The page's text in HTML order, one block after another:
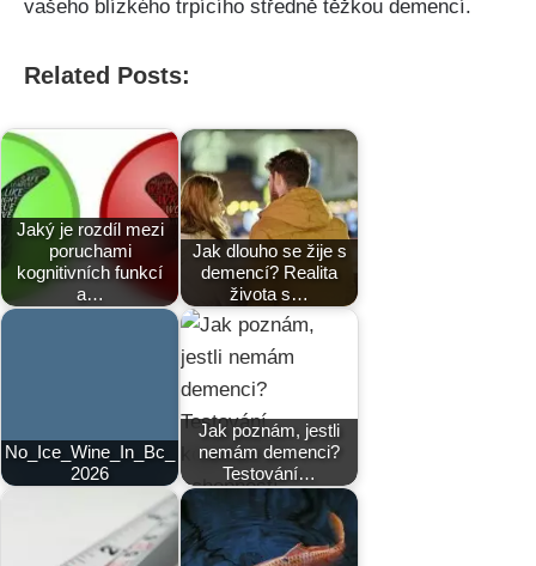
vašeho blízkého trpícího středně těžkou demencí.
Related Posts:
Jaký je rozdíl mezi
poruchami
kognitivních funkcí
a…
Jak dlouho se žije s
demencí? Realita
života s…
No_Ice_Wine_In_Bc_
2026
Jak poznám, jestli
nemám demenci?
Testování…